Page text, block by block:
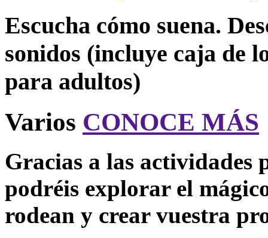
Escucha cómo suena.
sonidos (incluye caja de
para adultos)
Varios CONOCE MÁS
Gracias a las
podréis explorar el
rodean y crear vuestra